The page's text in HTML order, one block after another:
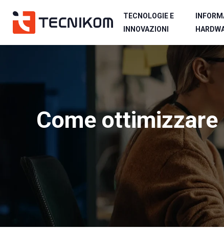
TECNOLOGIE E
INNOVAZIONI
Come ottimizzare